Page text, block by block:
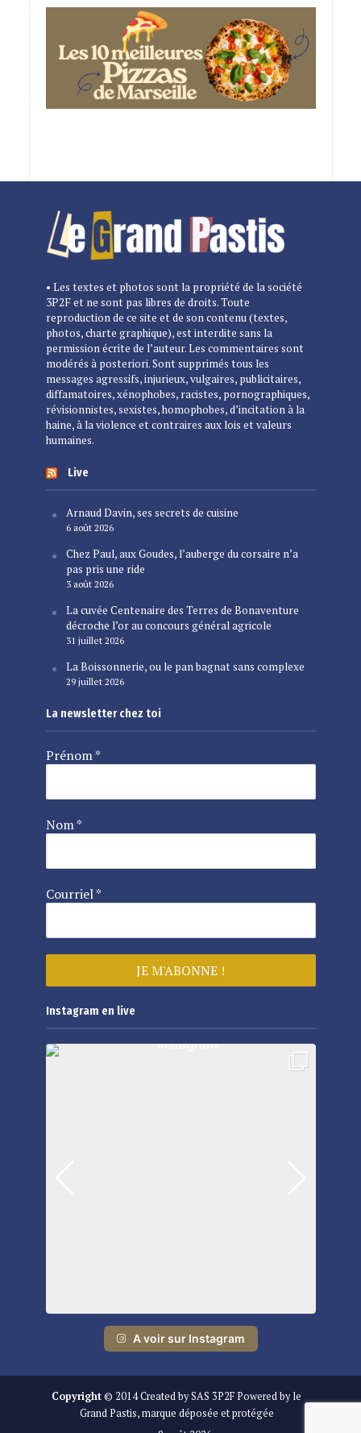
• Les textes et photos sont la propriété de la société
3P2F et ne sont pas libres de droits. Toute
reproduction de ce site et de son contenu (textes,
photos, charte graphique), est interdite sans la
permission écrite de l’auteur. Les commentaires sont
modérés à posteriori. Sont supprimés tous les
messages agressifs, injurieux, vulgaires, publicitaires,
diffamatoires, xénophobes, racistes, pornographiques,
révisionnistes, sexistes, homophobes, d’incitation à la
haine, à la violence et contraires aux lois et valeurs
humaines.
Live
Arnaud Davin, ses secrets de cuisine
6 août 2026
Chez Paul, aux Goudes, l’auberge du corsaire n’a
pas pris une ride
3 août 2026
La cuvée Centenaire des Terres de Bonaventure
décroche l’or au concours général agricole
31 juillet 2026
La Boissonnerie, ou le pan bagnat sans complexe
29 juillet 2026
La newsletter chez toi
Prénom*
Nom*
Courriel*
Instagram en live
A voir sur Instagram
Copyright© 2014 Created by SAS 3P2F Powered by le
Grand Pastis, marque déposée et protégée